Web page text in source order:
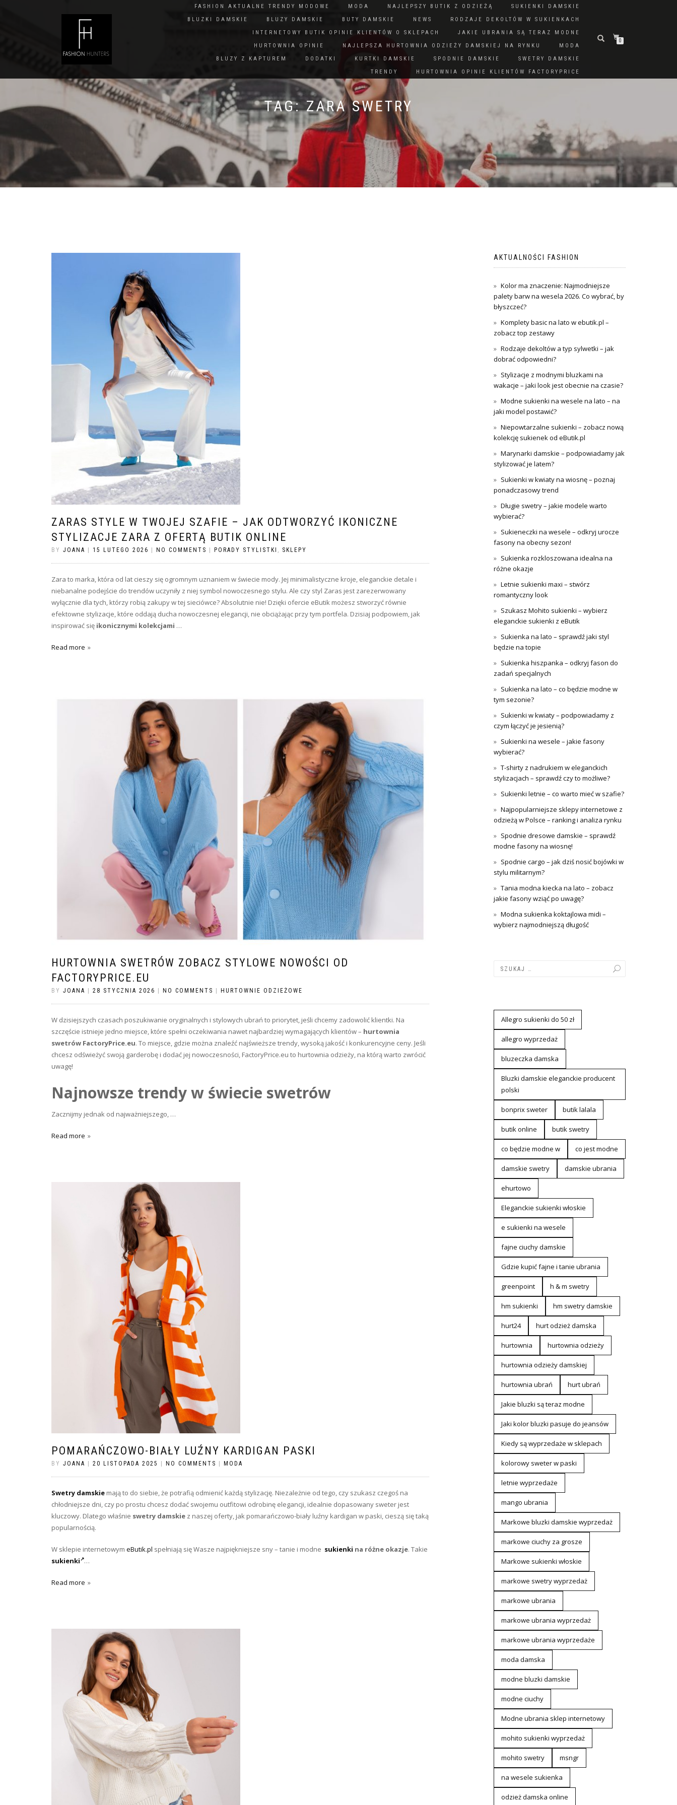
FASHION AKTUALNE TRENDY MODOWE MODA NAJLEPSZY BUTIK Z ODZIEŻĄ
SUKIENKI DAMSKIE
BLUZKI DAMSKIE
BLUZY DAMSKIE BUTY DAMSKIE NEWS
RODZAJE DEKOLTÓW W SUKIENKACH
INTERNETOWY BUTIK OPINIE KLIENTÓW O SKLEPACH
JAKIE UBRANIA SĄ TERAZ MODNE
HURTOWNIA OPINIE
NAJLEPSZA HURTOWNIA ODZIEŻY DAMSKIEJ NA RYNKU
MODA
BLUZY Z KAPTUREM
DODATKI KURTKI DAMSKIE SPODNIE DAMSKIE
SWETRY DAMSKIE
TRENDY
HURTOWNIA OPINIE KLIENTÓW FACTORYPRICE
0
TAG:ZARA SWETRY
ZARAS STYLE W TWOJEJ SZAFIE – JAK ODTWORZYĆ IKONICZNE
STYLIZACJE ZARA Z OFERTĄ BUTIK ONLINE
BY JOANA | 15 LUTEGO 2026 | NO COMMENTS | PORADY STYLISTKI SKLEPY
Zara to marka, która od lat cieszy się ogromnym uznaniem w świecie mody. Jej minimalistyczne kroje, eleganckie detale i
niebanalne podejście do trendów uczyniły z niej symbol nowoczesnego stylu. Ale czy styl Zaras jest zarezerwowany
wyłącznie dla tych, którzy robią zakupy w tej sieciówce? Absolutnie nie! Dzięki ofercie eButik możesz stworzyć równie
efektowne stylizacje, które oddają ducha nowoczesnej elegancji, nie obciążając przy tym portfela. Dzisiaj podpowiem, jak
inspirować się ikonicznymi kolekcjami …
Read more
HURTOWNIA SWETRÓW ZOBACZ STYLOWE NOWOŚCI OD
FACTORYPRICE.EU
BY JOANA | 28 STYCZNIA 2026 | NO COMMENTS | HURTOWNIE ODZIEŻOWE
W dzisiejszych czasach poszukiwanie oryginalnych i stylowych ubrań to priorytet, jeśli chcemy zadowolić klientki. Na
szczęście istnieje jedno miejsce, które spełni oczekiwania nawet najbardziej wymagających klientów – hurtownia
swetrów FactoryPrice.eu. To miejsce, gdzie można znaleźć najświeższe trendy, wysoką jakość i konkurencyjne ceny. Jeśli
chcesz odświeżyć swoją garderobę i dodać jej nowoczesności, FactoryPrice.eu to hurtownia odzieży, na którą warto zwrócić
uwagę!
Najnowsze trendy w świecie swetrów
Zacznijmy jednak od najważniejszego, …
Read more
POMARAŃCZOWO-BIAŁY LUŹNY KARDIGAN PASKI
BY JOANA 20 LISTOPADA 2025 NO COMMENTS MODA
Swetry damskie mają to do siebie, że potrafią odmienić każdą stylizację. Niezależnie od tego, czy szukasz czegoś na
chłodniejsze dni, czy po prostu chcesz dodać swojemu outfitowi odrobinę elegancji, idealnie dopasowany sweter jest
kluczowy. Dlatego właśnie swetry damskie z naszej oferty, jak pomarańczowo-biały luźny kardigan w paski, cieszą się taką
popularnością.
W sklepie internetowym eButik.pl spełniają się Wasze najpiękniejsze sny – tanie i modne sukienki na różne okazje. Takie
sukienki …
Read more
AKTUALNOŚCI FASHION
Kolor ma znaczenie: Najmodniejsze
palety barw na wesela 2026. Co wybrać, by
błyszczeć?
Komplety basic na lato w ebutik.pl –
zobacz top zestawy
Rodzaje dekoltów a typ sylwetki – jak
dobrać odpowiedni?
Stylizacje z modnymi bluzkami na
wakacje – jaki look jest obecnie na czasie?
Modne sukienki na wesele na lato – na
jaki model postawić?
Niepowtarzalne sukienki – zobacz nową
kolekcję sukienek od eButik.pl
Marynarki damskie – podpowiadamy jak
stylizować je latem?
Sukienki w kwiaty na wiosnę – poznaj
ponadczasowy trend
Długie swetry – jakie modele warto
wybierać?
Sukieneczki na wesele – odkryj urocze
fasony na obecny sezon!
Sukienka rozkloszowana idealna na
różne okazje
Letnie sukienki maxi – stwórz
romantyczny look
Szukasz Mohito sukienki – wybierz
eleganckie sukienki z eButik
Sukienka na lato – sprawdź jaki styl
będzie na topie
Sukienka hiszpanka – odkryj fason do
zadań specjalnych
Sukienka na lato – co będzie modne w
tym sezonie?
Sukienki w kwiaty – podpowiadamy z
czym łączyć je jesienią?
Sukienki na wesele – jakie fasony
wybierać?
T-shirty z nadrukiem w eleganckich
stylizacjach – sprawdź czy to możliwe?
Sukienki letnie – co warto mieć w szafie?
Najpopularniejsze sklepy internetowe z
odzieżą w Polsce – ranking i analiza rynku
Spodnie dresowe damskie – sprawdź
modne fasony na wiosnę!
Spodnie cargo – jak dziś nosić bojówki w
stylu militarnym?
Tania modna kiecka na lato – zobacz
jakie fasony wziąć po uwagę?
Modna sukienka koktajlowa midi –
wybierz najmodniejszą długość
Allegro sukienki do 50 zł
allegro wyprzedaż
bluzeczka damska
Bluzki damskie eleganckie producent
polski
bonprix sweter butik lalala
butik online butik swetry
co będzie modne w co jest modne
damskie swetry damskie ubrania
ehurtowo
Eleganckie sukienki włoskie
e sukienki na wesele
fajne ciuchy damskie
Gdzie kupić fajne i tanie ubrania
greenpoint h & m swetry
hm sukienki hm swetry damskie
hurt24 hurt odzież damska
hurtownia hurtownia odzieży
hurtownia odzieży damskiej
hurtownia ubrań hurt ubrań
Jakie bluzki są teraz modne
Jaki kolor bluzki pasuje do jeansów
Kiedy są wyprzedaże w sklepach
kolorowy sweter w paski
letnie wyprzedaże
mango ubrania
Markowe bluzki damskie wyprzedaż
markowe ciuchy za grosze
Markowe sukienki włoskie
markowe swetry wyprzedaż
markowe ubrania
markowe ubrania wyprzedaż
markowe ubrania wyprzedaże
moda damska
modne bluzki damskie
modne ciuchy
Modne ubrania sklep internetowy
mohito sukienki wyprzedaż
mohito swetry msngr
na wesele sukienka
odzież damska online